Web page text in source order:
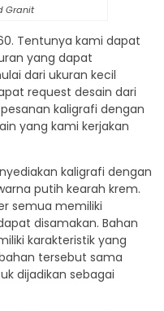
Granit
Tentunya kami dapat
yang dapat
dari ukuran kecil
request desain dari
kaligrafi dengan
yang kami kerjakan
kaligrafi dengan
putih kearah krem.
semua memiliki
disamakan. Bahan
karakteristik yang
tersebut sama
dijadikan sebagai